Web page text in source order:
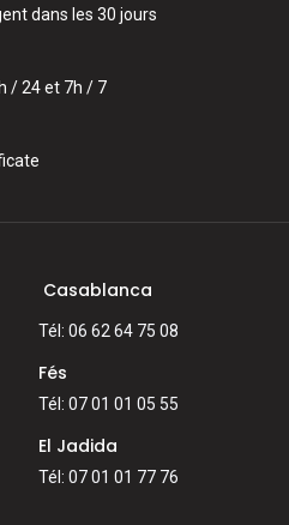
dans les 30 jours
/ 24 et 7h / 7
Casablanca
Tél: 06 62 64 75 08
Fés
Tél: 07 01 01 05 55
El Jadida
Tél: 07 01 01 77 76